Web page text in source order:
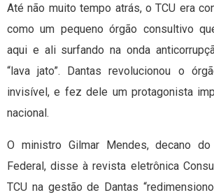
Até não muito tempo atrás, o TCU era
como um pequeno órgão consultivo
aqui e ali surfando na onda
“lava jato”. Dantas revolucionou o
invisível, e fez dele um protagonista
nacional.
O ministro Gilmar Mendes, decano do
Federal, disse à revista eletrônica
TCU na gestão de Dantas